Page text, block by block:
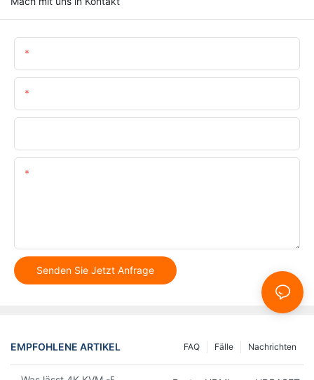
Senden Sie Jetzt Anfrage
EMPFOHLENE ARTIKEL Nachrichten
Fälle
FAQ